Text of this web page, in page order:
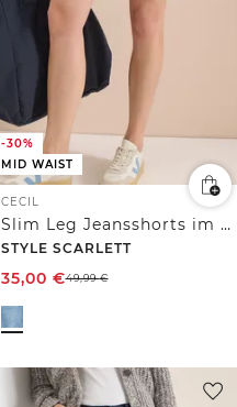
-30%
MID WAIST
CECIL
Slim Leg Jeansshorts im Casual Fit
STYLE SCARLETT
35,00 €49,99€